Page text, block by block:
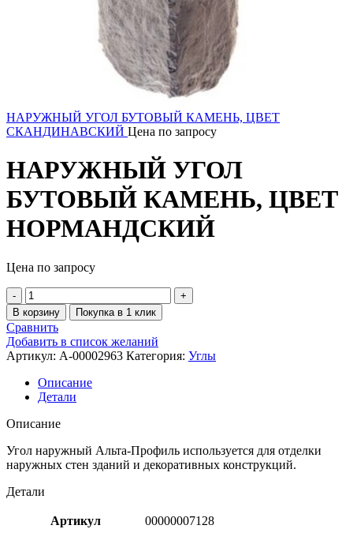
НАРУЖНЫЙ УГОЛ БУТОВЫЙ КАМЕНЬ, ЦВЕТ
СКАНДИНАВСКИЙ Цена по запросу
НАРУЖНЫЙ УГОЛ
БУТОВЫЙ КАМЕНЬ, ЦВЕТ
НОРМАНДСКИЙ
Цена по запросу
В корзину Покупка в 1 клик
Сравнить
Добавить в список желаний
Артикул: A-00002963 Категория: Углы
Описание
Детали
Описание
Угол наружный Альта-Профиль используется для отделки
наружных стен зданий и декоративных конструкций.
Детали
Артикул 00000007128